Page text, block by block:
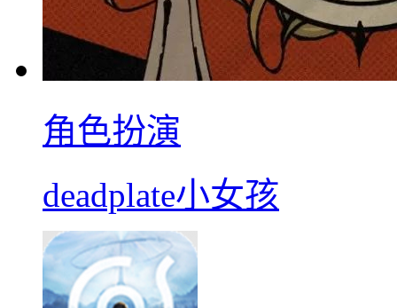
角色扮演
deadplate小女孩